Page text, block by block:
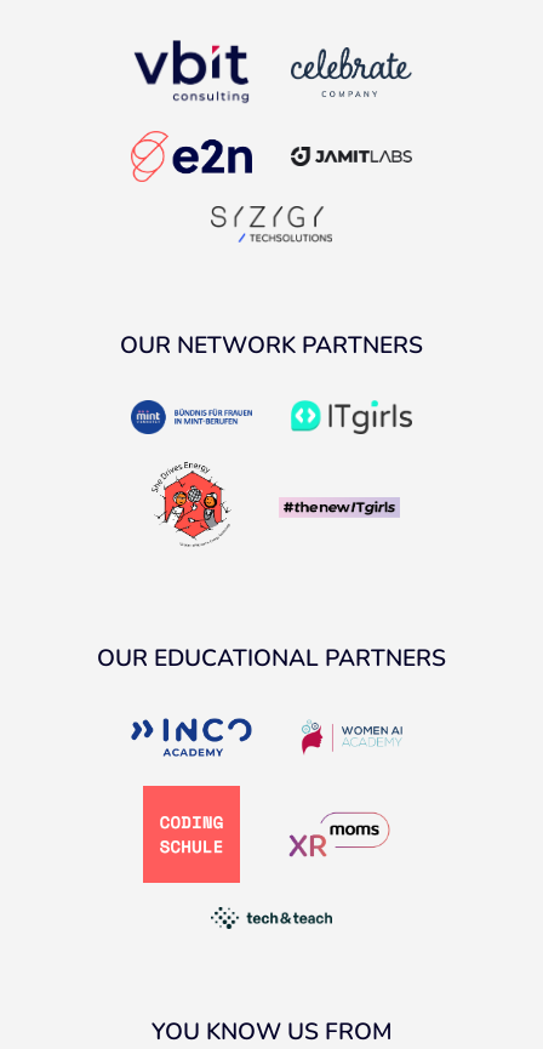
OUR NETWORK PARTNERS
OUR EDUCATIONAL PARTNERS
YOU KNOW US FROM